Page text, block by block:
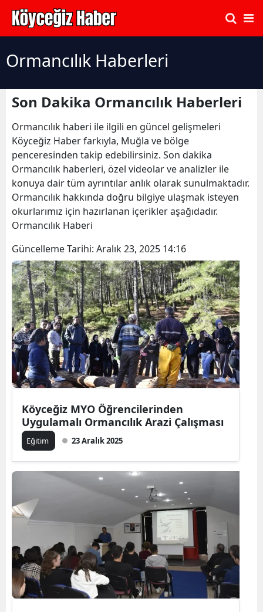
Ormancılık Haberleri
Son Dakika Ormancılık Haberleri
Ormancılık haberi ile ilgili en güncel gelişmeleri
Köyceğiz Haber farkıyla, Muğla ve bölge
penceresinden takip edebilirsiniz. Son dakika
Ormancılık haberleri, özel videolar ve analizler ile
konuya dair tüm ayrıntılar anlık olarak sunulmaktadır.
Ormancılık hakkında doğru bilgiye ulaşmak isteyen
okurlarımız için hazırlanan içerikler aşağıdadır.
Ormancılık Haberi
Güncelleme Tarihi: Aralık 23, 2025 14:16
Köyceğiz MYO Öğrencilerinden
Uygulamalı Ormancılık Arazi Çalışması
Eğitim 23 Aralık 2025